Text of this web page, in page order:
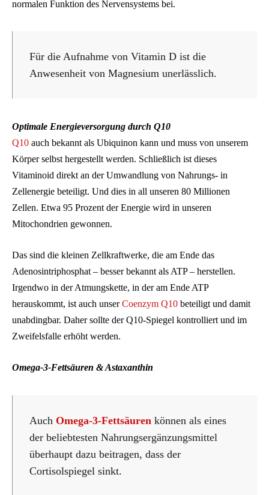
normalen Funktion des Nervensystems bei.
Für die Aufnahme von Vitamin D ist die
Anwesenheit von Magnesium unerlässlich.
Optimale Energieversorgung durch Q10
Q10 auch bekannt als Ubiquinon kann und muss von unserem
Körper selbst hergestellt werden. Schließlich ist dieses
Vitaminoid direkt an der Umwandlung von Nahrungs- in
Zellenergie beteiligt. Und dies in all unseren 80 Millionen
Zellen. Etwa 95 Prozent der Energie wird in unseren
Mitochondrien gewonnen.
Das sind die kleinen Zellkraftwerke, die am Ende das
Adenosintriphosphat – besser bekannt als ATP – herstellen.
Irgendwo in der Atmungskette, in der am Ende ATP
herauskommt, ist auch unserCoenzym Q10 beteiligt und damit
unabdingbar. Daher sollte der Q10-Spiegel kontrolliert und im
Zweifelsfalle erhöht werden.
Omega-3-Fettsäuren & Astaxanthin
Auch Omega-3-Fettsäuren können als eines
der beliebtesten Nahrungsergänzungsmittel
überhaupt dazu beitragen, dass der
Cortisolspiegel sinkt.